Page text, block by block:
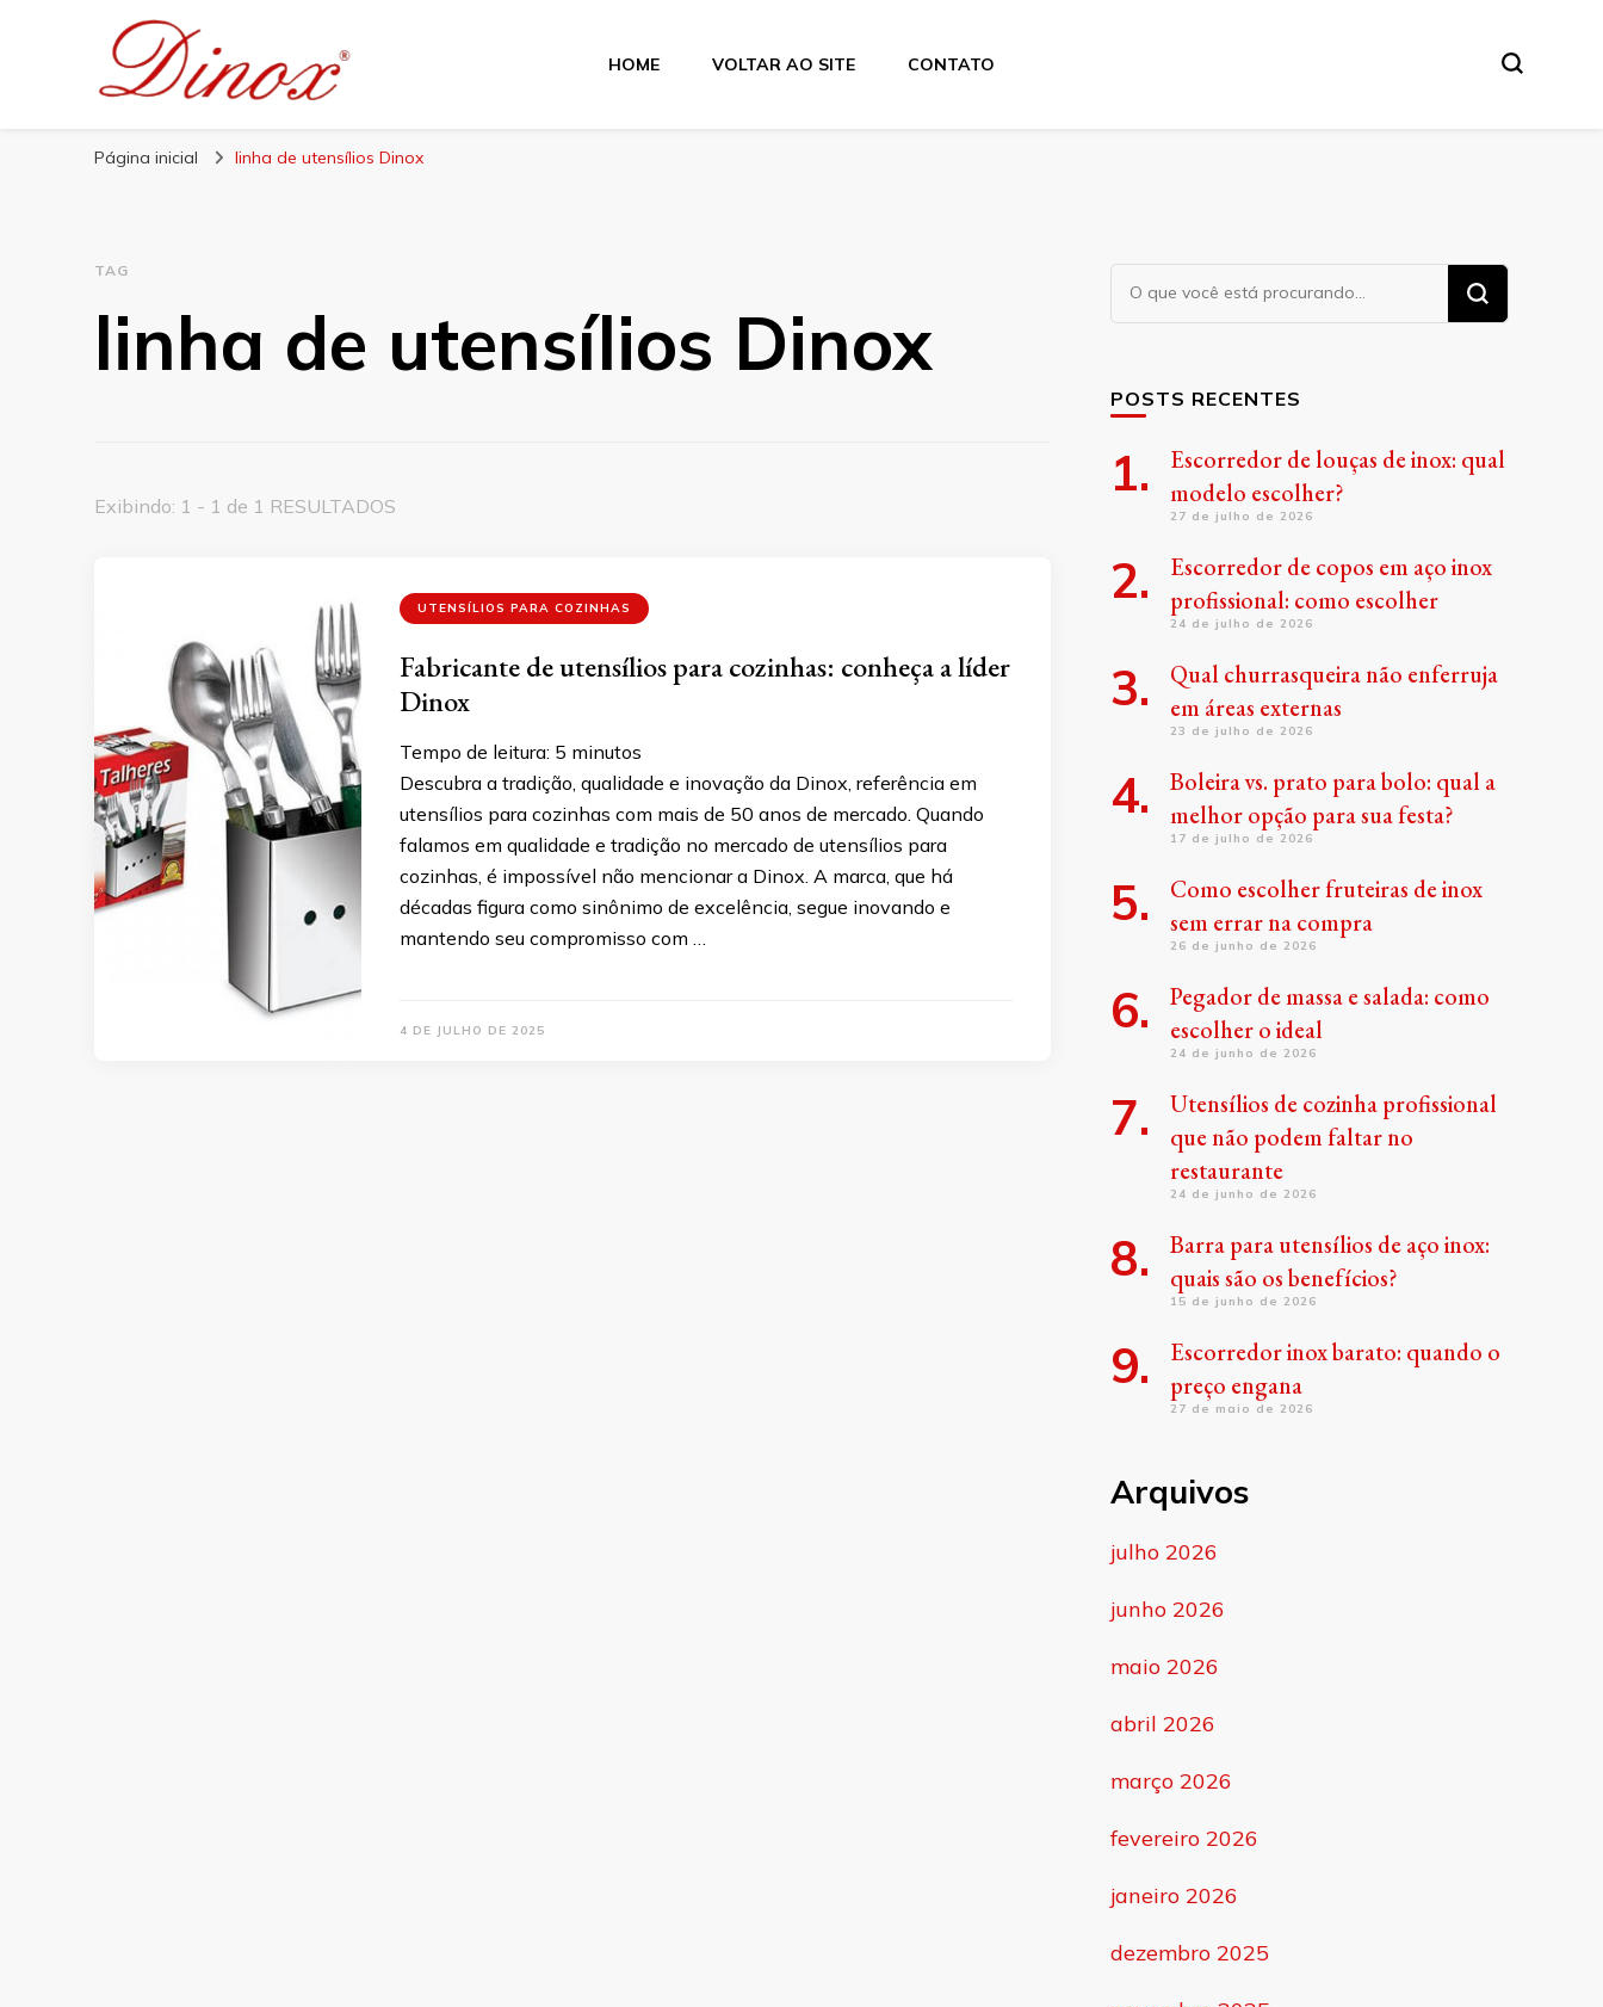
Blog Dinox
HOME VOLTAR AO SITE CONTATO
Página inicial linha de utensílios Dinox
TAG
linha de utensílios Dinox
Exibindo: 1 - 1 de 1 RESULTADOS
UTENSÍLIOS PARA COZINHAS
Fabricante de utensílios para cozinhas: conheça a líder
Dinox
Tempo de leitura: 5 minutos
Descubra a tradição, qualidade e inovação da Dinox, referência em
utensílios para cozinhas com mais de 50 anos de mercado. Quando
falamos em qualidade e tradição no mercado de utensílios para
cozinhas, é impossível não mencionar a Dinox. A marca, que há
décadas figura como sinônimo de excelência, segue inovando e
mantendo seu compromisso com …
4 DE JULHO DE 2025
Procurando
algo?
POSTS RECENTES
Escorredor de louças de inox: qual
modelo escolher?
27 de julho de 2026
Escorredor de copos em aço inox
profissional: como escolher
24 de julho de 2026
Qual churrasqueira não enferruja
em áreas externas
23 de julho de 2026
Boleira vs. prato para bolo: qual a
melhor opção para sua festa?
17 de julho de 2026
Como escolher fruteiras de inox
sem errar na compra
26 de junho de 2026
Pegador de massa e salada: como
escolher o ideal
24 de junho de 2026
Utensílios de cozinha profissional
que não podem faltar no
restaurante
24 de junho de 2026
Barra para utensílios de aço inox:
quais são os benefícios?
15 de junho de 2026
Escorredor inox barato: quando o
preço engana
27 de maio de 2026
Arquivos
julho 2026
junho 2026
maio 2026
abril 2026
março 2026
fevereiro 2026
janeiro 2026
dezembro 2025